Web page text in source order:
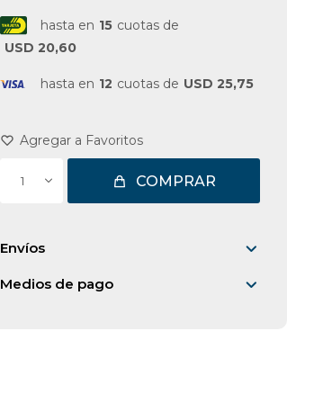
hasta en 15 cuotas de
USD 20,60
hasta en 12 cuotas de USD 25,75
1 COMPRAR
Envíos
Medios de pago